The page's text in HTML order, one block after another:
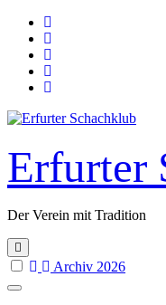
Skip
content
Erfurter
Der Verein mit Tradition
Archiv 2026